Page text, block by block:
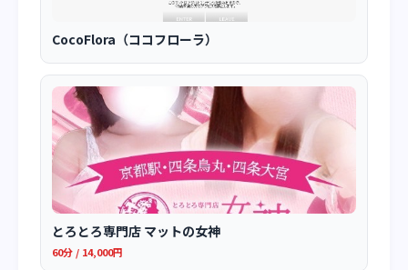
CocoFlora（ココフローラ）
とろとろ専門店 マットの女神
60分 / 14,000円